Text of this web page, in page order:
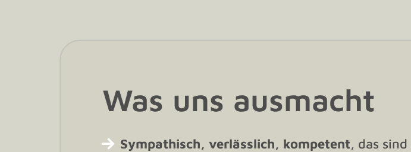
Was uns ausmacht
Sympathisch, verlässlich, kompetent, das